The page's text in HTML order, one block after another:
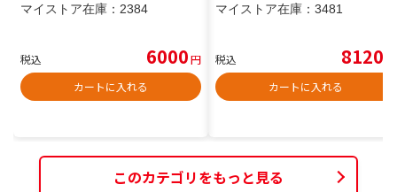
マイストア在庫： 2384
税込 6000円
カートに入れる
マイストア在庫： 3481
税込 8120
カートに入れる
このカテゴリをもっと見る